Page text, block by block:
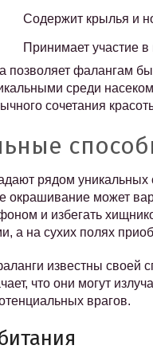
Содержит крылья и
Принимает участие
позволяет фалангам
среди
сочетания
рядом
окрашивание может
и избегать
а на сухих полях
известны своей
что они могут
врагов.